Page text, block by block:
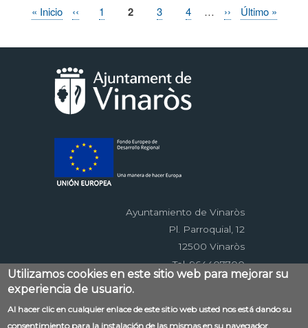
Paginación
Primera
« Inicio
Página
‹‹ Page
1
Página
2 Page
3 Page
4 …
Siguiente
››
Última
Último »
Ayuntamiento de Vinaròs
Pl. Parroquial, 12
12500 Vinaròs
Tel. 964407700
Menú
Contacto Aviso legal
Mapa web
Utilizamos cookies en este sitio web para mejorar su
experiencia de usuario.
Al hacer clic en cualquier enlace de este sitio web usted nos está dando su
consentimiento para la instalación de las mismas en su navegador.